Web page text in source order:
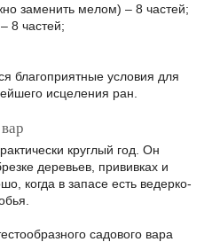
заменить мелом) – 8 частей;
8 частей;
благоприятные условия для
исцеления ран.
круглый год. Он
деревьев, прививках и
когда в запасе есть ведерко-
садового вара